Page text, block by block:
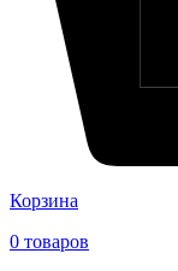
Корзина
0 товаров